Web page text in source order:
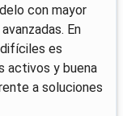
con mayor
En
es
activos y buena
a soluciones